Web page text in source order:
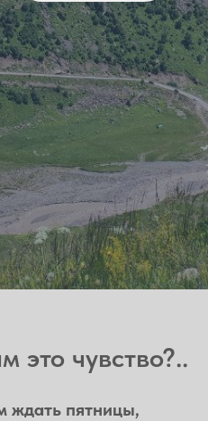
это чувство?..
ждать пятницы,